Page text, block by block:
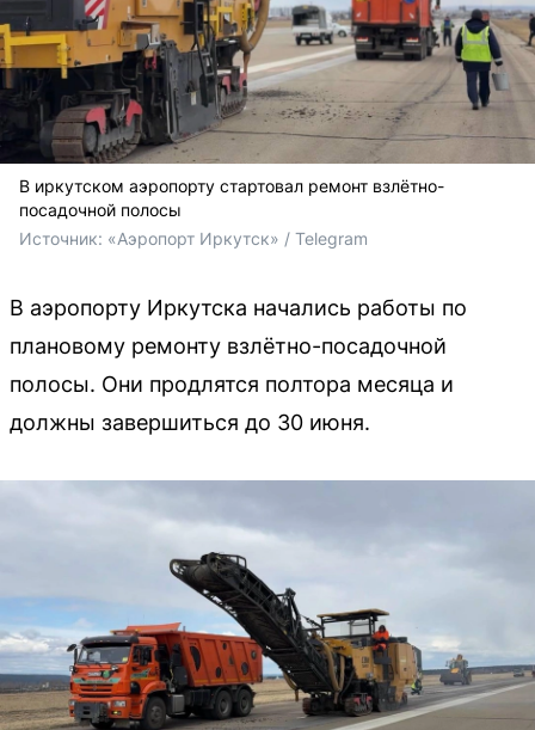
В иркутском аэропорту стартовал ремонт взлётно-
посадочной полосы
Источник: «Аэропорт Иркутск» / Telegram
В аэропорту Иркутска начались работы по
плановому ремонту взлётно-посадочной
полосы. Они продлятся полтора месяца и
должны завершиться до 30 июня.